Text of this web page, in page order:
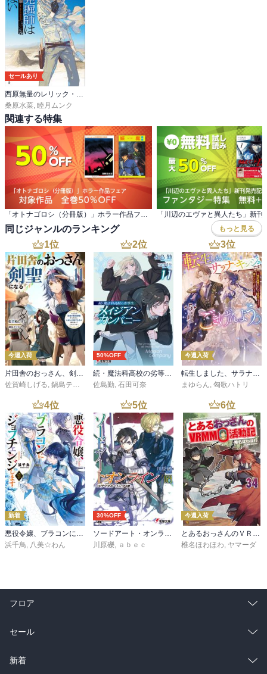
セールあり
西原無量のレリック・ファイル
桑原水菜, 睦月ムンク
関連する特集
「オトナゴロシ（分冊版）」ホラー作品フェア 対象作品 全巻50％OFF
同じジャンルのランキング もっと見る
1位
今週入荷
佐賀崎しげる 鍋島テツヒロ
2位
50%OFF
佐島勤 石田可奈
3位
今週入荷
まゆらん 匈歌ハトリ
4位
新着
悪役令嬢、ブラコンにジョブチェンジします９【電子特典付き】
浜千鳥, 八美☆わん
5位
30%OFF
ソードアート・オンライン29 ユナイタル・リングVIII
川原礫, ａｂｅｃ
6位
今週入荷
とあるおっさんのＶＲＭＭＯ活動記34
椎名ほわほわ, ヤマーダ
フロア
総合
ラノベ
セール
総合
新着